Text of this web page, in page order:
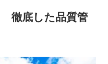
徹底した品質管